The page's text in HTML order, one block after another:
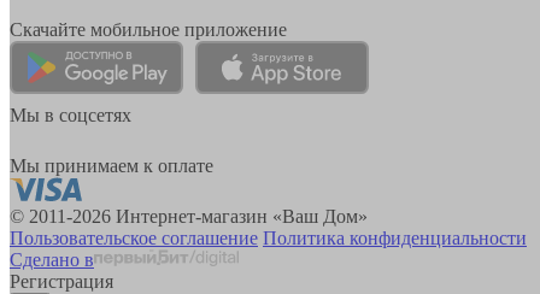
Скачайте мобильное приложение
Мы в соцсетях
Мы принимаем к оплате
© 2011-2026 Интернет-магазин «Ваш Дом»
Пользовательское соглашение Политика конфиденциальности
Сделано в
Регистрация